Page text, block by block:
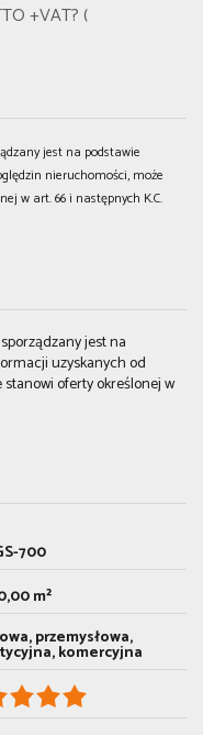
+VAT? (
jest na podstawie
nieruchomości, może
w art. 66 i następnych K.C.
jest na
uzyskanych od
oferty określonej w
700
m²
przemysłowa,
komercyjna